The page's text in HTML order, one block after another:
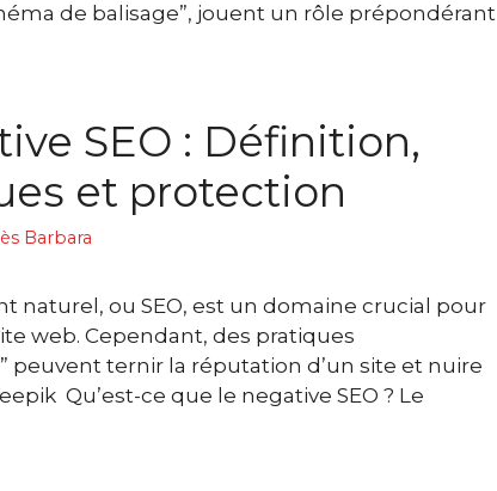
de balisage”, jouent un rôle prépondérant
SEO : Définition,
et protection
Barbara
naturel, ou SEO, est un domaine crucial pour
web. Cependant, des pratiques
peuvent ternir la réputation d’un site et nuire
Qu’est-ce que le negative SEO ? Le